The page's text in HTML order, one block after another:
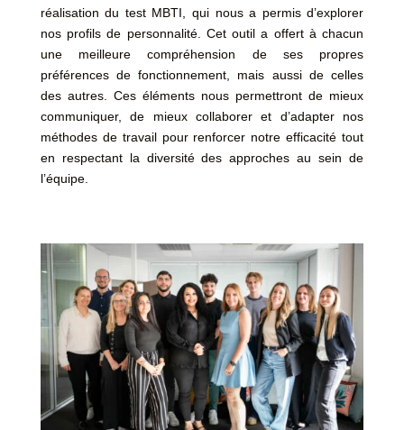
réalisation du test MBTI, qui nous a permis d’explorer
nos profils de personnalité. Cet outil a offert à chacun
une meilleure compréhension de ses propres
préférences de fonctionnement, mais aussi de celles
des autres. Ces éléments nous permettront de mieux
communiquer, de mieux collaborer et d’adapter nos
méthodes de travail pour renforcer notre efficacité tout
en respectant la diversité des approches au sein de
l’équipe.